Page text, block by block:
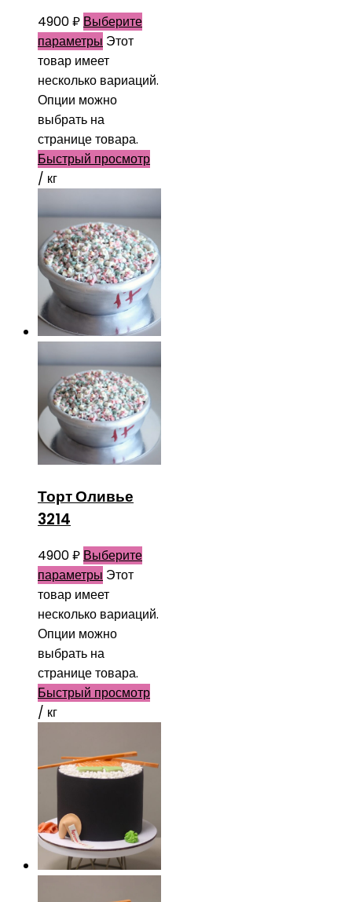
4900₽ Выберите
параметры Этот
товар имеет
несколько вариаций.
Опции можно
выбрать на
странице товара.
Быстрый просмотр
/ кг
Торт Оливье
3214
4900₽ Выберите
параметры Этот
товар имеет
несколько вариаций.
Опции можно
выбрать на
странице товара.
Быстрый просмотр
/ кг